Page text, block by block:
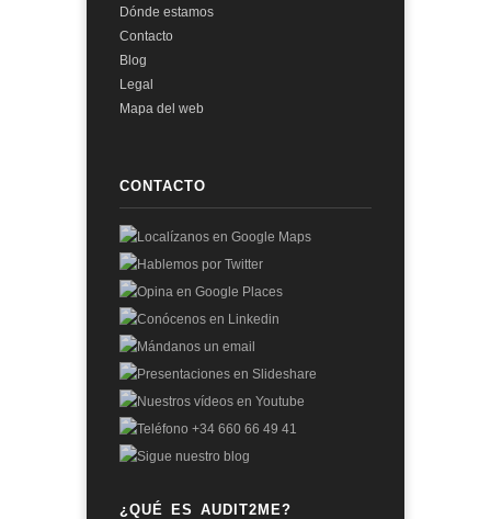
Dónde estamos
Contacto
Blog
Legal
Mapa del web
CONTACTO
¿QUÉ ES AUDIT2ME?